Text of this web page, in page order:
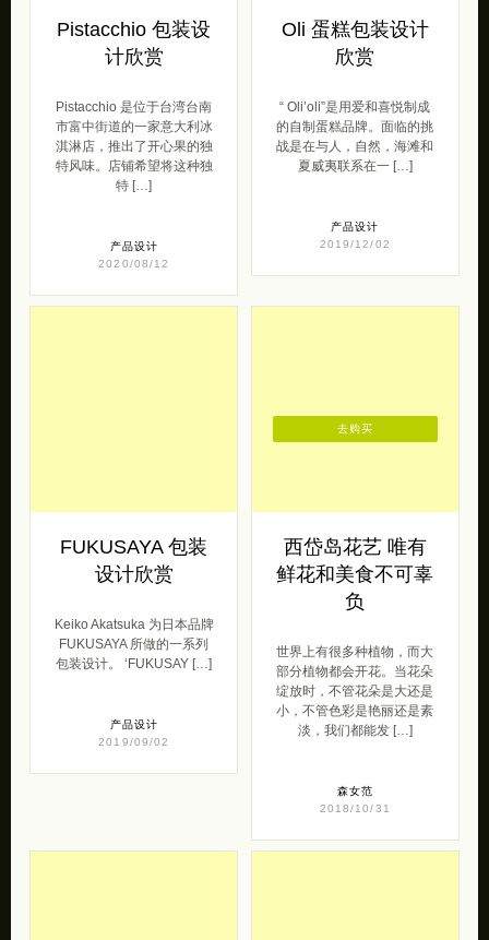
Pistacchio 包装设
计欣赏
Pistacchio 是位于台湾台南
市富中街道的一家意大利冰
淇淋店，推出了开心果的独
特风味。店铺希望将这种独
特 […]
产品设计
2020/08/12
Oli 蛋糕包装设计
欣赏
“ Oli’oli”是用爱和喜悦制成
的自制蛋糕品牌。面临的挑
战是在与人，自然，海滩和
夏威夷联系在一 […]
产品设计
2019/12/02
FUKUSAYA 包装
设计欣赏
Keiko Akatsuka 为日本品牌
FUKUSAYA 所做的一系列
包装设计。 ‘FUKUSAY […]
产品设计
2019/09/02
西岱岛花艺 唯有
鲜花和美食不可辜
负
世界上有很多种植物，而大
部分植物都会开花。当花朵
绽放时，不管花朵是大还是
小，不管色彩是艳丽还是素
淡，我们都能发 […]
森女范
2018/10/31
去购买